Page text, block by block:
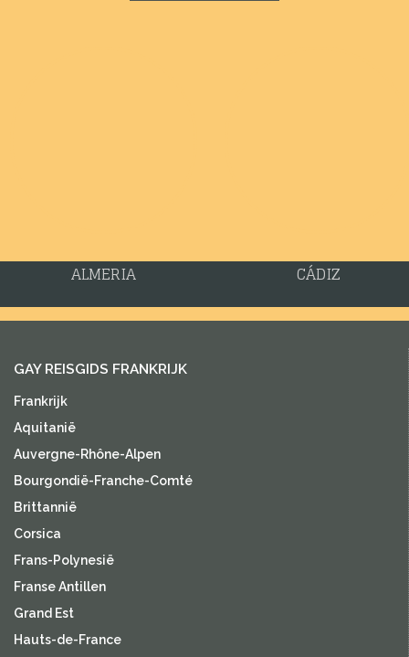
ALMERIA CÁDIZ
GAY REISGIDS FRANKRIJK
Frankrijk
Aquitanië
Auvergne-Rhône-Alpen
Bourgondië-Franche-Comté
Brittannië
Corsica
Frans-Polynesië
Franse Antillen
Grand Est
Hauts-de-France